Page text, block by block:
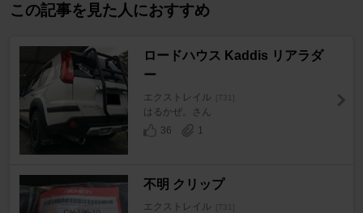
この記事を見た人におすすめ
ロードハウス Kaddis リアラダ
ー
エクストレイル [T31]
はるかぜ。さん
36
1
不明 クリップ
エクストレイル [T31]